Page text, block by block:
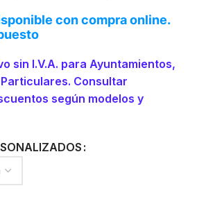
con compra online.
sin I.V.A. para Ayuntamientos,
Consultar
según modelos y